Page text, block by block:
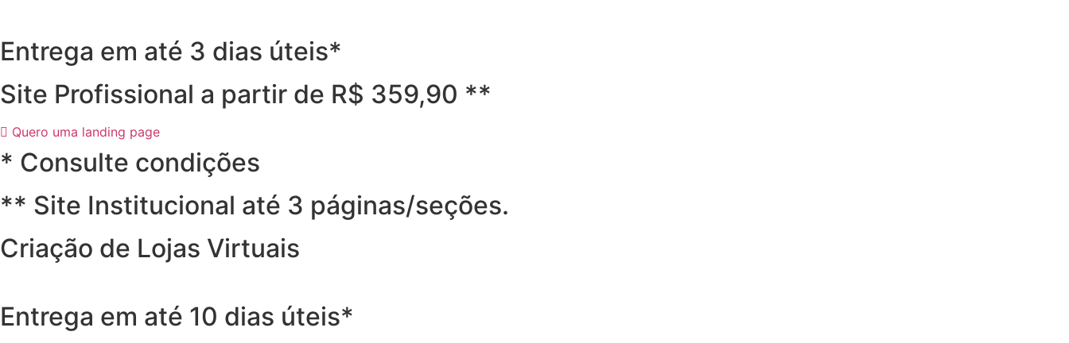
Entrega em até 3 dias úteis*
Site Profissional a partir de R$ 359,90 **
Quero uma landing page
* Consulte condições
** Site Institucional até 3 páginas/seções.
Criação de Lojas Virtuais
Entrega em até 10 dias úteis*